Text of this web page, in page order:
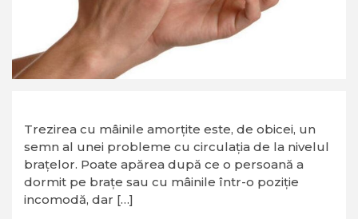
Trezirea cu mâinile amorțite este, de obicei, un
semn al unei probleme cu circulația de la nivelul
brațelor. Poate apărea după ce o persoană a
dormit pe brațe sau cu mâinile într-o poziție
incomodă, dar […]